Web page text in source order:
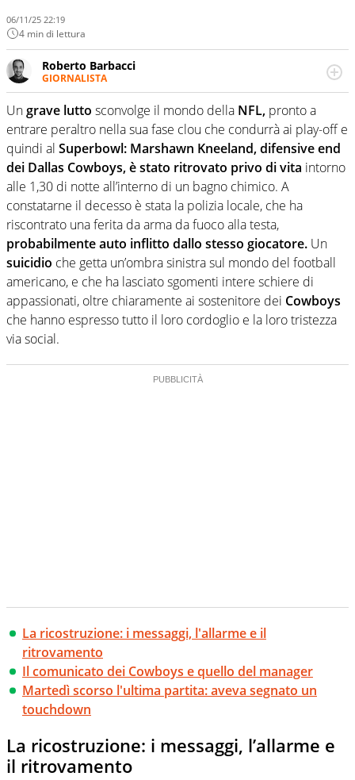
06/11/25 22:19
4 min di lettura
Roberto Barbacci
GIORNALISTA
Giornalista (pubblicista) sportivo a tutto campo, è il
tuttologo di Virgilio Sport. Provate a chiedergli di boxe, di
scherma, di volley o di curling: ve ne farà innamorare
Ungrave lutto sconvolge il mondo della NFL, pronto a
entrare peraltro nella sua fase clou che condurrà ai play-off e
quindi al Superbowl: Marshawn Kneeland, difensive end
dei Dallas Cowboys, è stato ritrovato privo di vita intorno
alle 1,30 di notte all’interno di un bagno chimico. A
constatarne il decesso è stata la polizia locale, che ha
riscontrato una ferita da arma da fuoco alla testa,
probabilmente auto inflitto dallo stesso giocatore. Un
suicidio che getta un’ombra sinistra sul mondo del football
americano, e che ha lasciato sgomenti intere schiere di
appassionati, oltre chiaramente ai sostenitore dei Cowboys
che hanno espresso tutto il loro cordoglio e la loro tristezza
via social.
La ricostruzione: i messaggi, l'allarme e il
ritrovamento
Il comunicato dei Cowboys e quello del manager
Martedì scorso l'ultima partita: aveva segnato un
touchdown
La ricostruzione: i messaggi, l’allarme e
il ritrovamento